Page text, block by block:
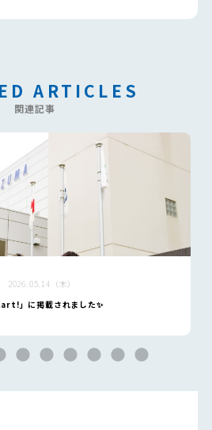
ARTICLES
関連記事
2026.05.14（木）
」に掲載されました✨